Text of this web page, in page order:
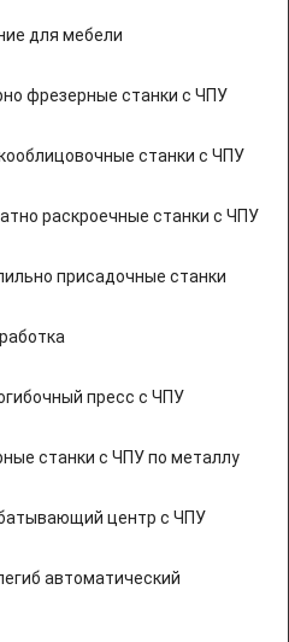
для мебели
фрезерные станки с ЧПУ
станки с ЧПУ
раскроечные станки с ЧПУ
присадочные станки
пресс с ЧПУ
станки с ЧПУ по металлу
центр с ЧПУ
автоматический